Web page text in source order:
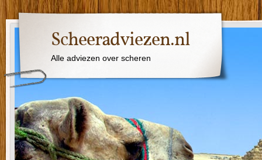
Scheeradviezen.nl
Alle adviezen over scheren